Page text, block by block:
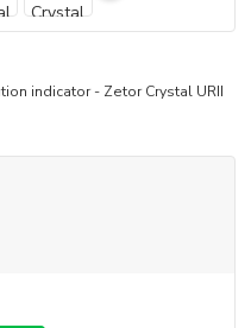
indicator - Zetor Crystal URII